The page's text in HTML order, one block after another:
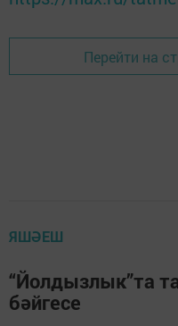
Перейти на
ЯШӘЕШ
“Йолдызлык”та
бәйгесе